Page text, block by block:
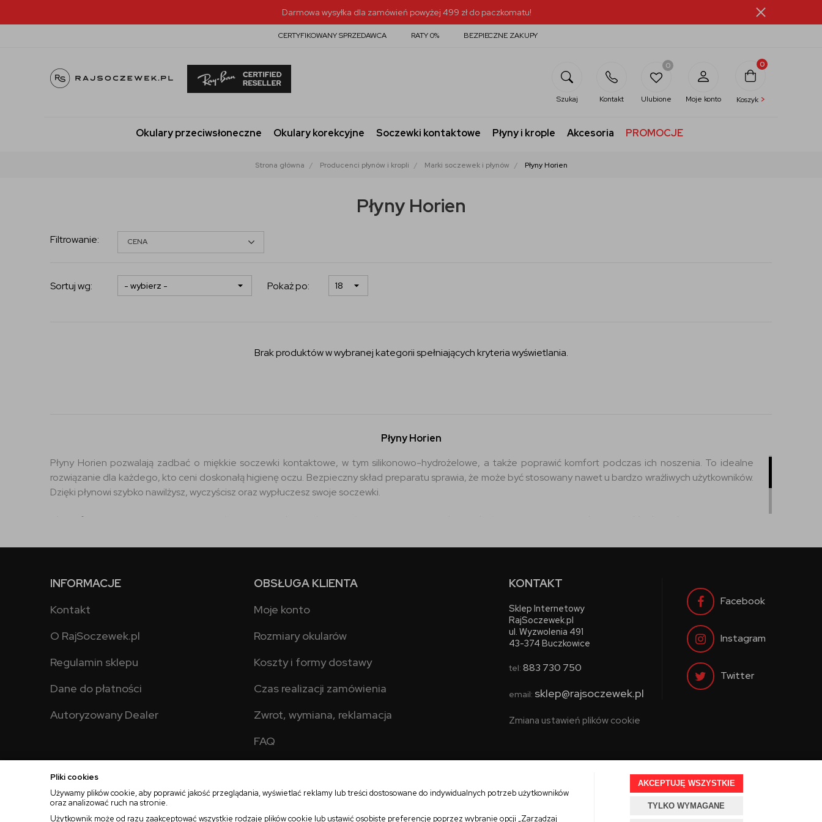
Pliki cookies
Używamy plików cookie, aby poprawić jakość przeglądania, wyświetlać reklamy lub treści dostosowane do indywidualnych potrzeb użytkowników
oraz analizować ruch na stronie.
Użytkownik może od razu zaakceptować wszystkie rodzaje plików cookie lub ustawić osobiste preferencje poprzez wybranie opcji „Zarządzaj
AKCEPTUJĘ WSZYSTKIE
TYLKO WYMAGANE
Darmowa wysyłka dla zamówień powyżej 499 zł do paczkomatu!
CERTYFIKOWANY SPRZEDAWCA RATY 0% BEZPIECZNE ZAKUPY
Szukaj Kontakt
0
Ulubione Moje konto
0
Koszyk >
Okulary przeciwsłoneczne Okulary korekcyjne Soczewki kontaktowe Płyny i krople Akcesoria PROMOCJE
Strona główna Producenci płynów i kropli Marki soczewek i płynów Płyny Horien
Płyny Horien
Filtrowanie: CENA
Sortuj wg: Pokaż po:
Brak produktów w wybranej kategorii spełniających kryteria wyświetlania.
Płyny Horien
Płyny Horien pozwalają zadbać o miękkie soczewki kontaktowe, w tym silikonowo-hydrożelowe, a także poprawić komfort podczas ich noszenia. To idealne
rozwiązanie dla każdego, kto ceni doskonałą higienę oczu. Bezpieczny skład preparatu sprawia, że może być stosowany nawet u bardzo wrażliwych użytkowników.
Dzięki płynowi szybko nawilżysz, wyczyścisz oraz wypłuczesz swoje soczewki.
Płyn oferujemy w zestawie ze szczelnym pojemnikiem do przechowywania soczewek. Dzięki hermetycznemu zamknięciu szkła kontaktowe pozostają
INFORMACJE
Kontakt
O RajSoczewek.pl
Regulamin sklepu
Dane do płatności
Autoryzowany Dealer
OBSŁUGA KLIENTA
Moje konto
Rozmiary okularów
Koszty i formy dostawy
Czas realizacji zamówienia
Zwrot, wymiana, reklamacja
FAQ
KONTAKT
Sklep Internetowy
RajSoczewek.pl
ul. Wyzwolenia 491
43-374 Buczkowice
tel: 883 730 750
email: sklep@rajsoczewek.pl
Zmiana ustawień plików cookie
Facebook
Instagram
Twitter
2025 © Wszelkie Prawa Zastrzeżone Rajsoczewek.pl Projekt i oprogramowanie sklepu: